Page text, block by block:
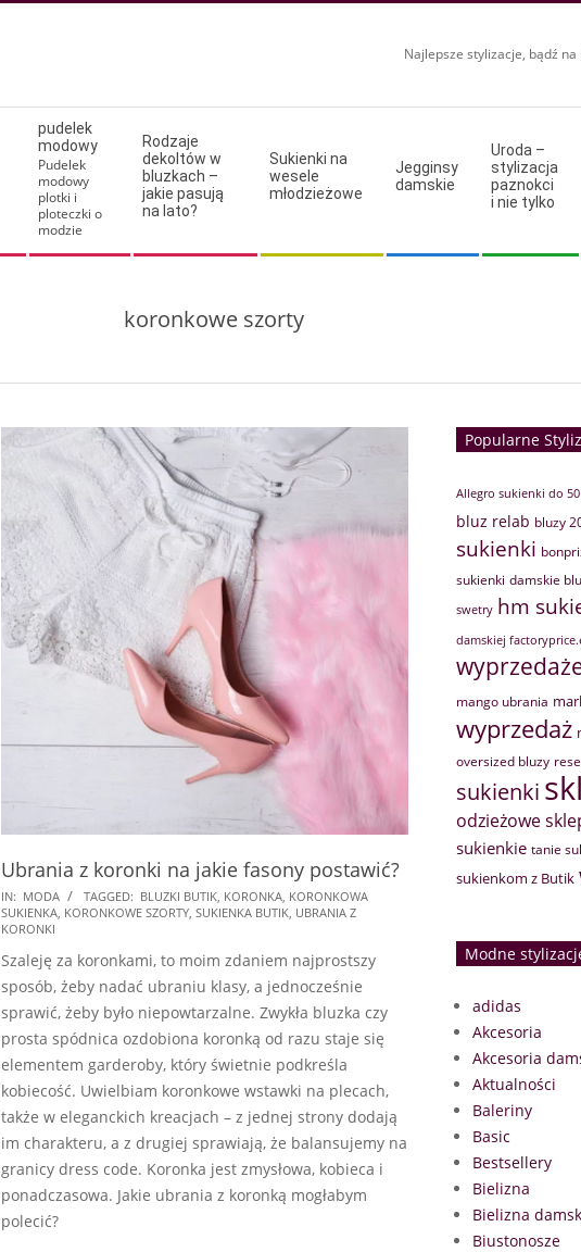
Najlepsze stylizacje, bądź
pudelek
modowy
Pudelek
modowy
plotki i
ploteczki o
modzie
Rodzaje
dekoltów w
bluzkach –
jakie pasują
na lato?
Sukienki na
wesele
młodzieżowe
Jegginsy
damskie
Uroda –
stylizacja
paznokci
i nie tylko
koronkowe szorty
Ubrania z koronki na jakie fasony postawić?
2024-
10-
IN: MODA TAGGED: BLUZKI BUTIK, KORONKA, KORONKOWA
SUKIENKA, KORONKOWE SZORTY, SUKIENKA BUTIK, UBRANIA Z
KORONKI
Szaleję za koronkami, to moim zdaniem najprostszy
sposób, żeby nadać ubraniu klasy, a jednocześnie
sprawić, żeby było niepowtarzalne. Zwykła bluzka czy
prosta spódnica ozdobiona koronką od razu staje się
elementem garderoby, który świetnie podkreśla
kobiecość. Uwielbiam koronkowe wstawki na plecach,
także w eleganckich kreacjach – z jednej strony dodają
im charakteru, a z drugiej sprawiają, że balansujemy na
granicy dress code. Koronka jest zmysłowa, kobieca i
ponadczasowa. Jakie ubrania z koronką mogłabym
polecić?
Popularne
Allegro sukienki do 50
bluz relab bluzy
sukienki
sukienki damskie
swetry hm
damskiej
mango ubrania
wyprzedaż
oversized bluzy
sukienki
odzieżowe
sukienkie tanie
sukienkom z Butik
Modne
adidas
Akcesoria
Akcesoria
Aktualności
Baleriny
Basic
Bestsellery
Bielizna
Bielizna
Biustonosze